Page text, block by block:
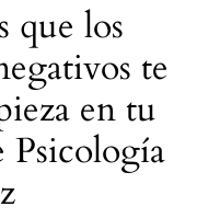
que los
te
en tu